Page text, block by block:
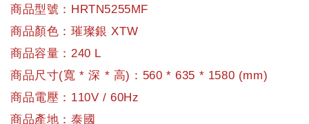
商品型號：HRTN5255MF
商品顏色：璀璨銀 XTW
商品容量：240 L
商品尺寸(寬 * 深 * 高)：560 * 635 * 1580 (mm)
商品電壓：110V / 60Hz
商品產地：泰國